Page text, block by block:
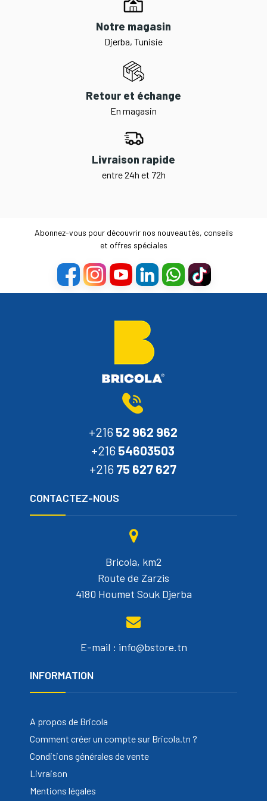
Notre magasin
Djerba, Tunisie
Retour et échange
En magasin
Livraison rapide
entre 24h et 72h
Abonnez-vous pour découvrir nos nouveautés, conseils
et offres spéciales
+216 52 962 962
+216 54603503
+216 75 627 627
CONTACTEZ-NOUS
Bricola, km2
Route de Zarzis
4180 Houmet Souk Djerba
E-mail : info@bstore.tn
INFORMATION
A propos de Bricola
Comment créer un compte sur Bricola.tn ?
Conditions générales de vente
Livraison
Mentions légales